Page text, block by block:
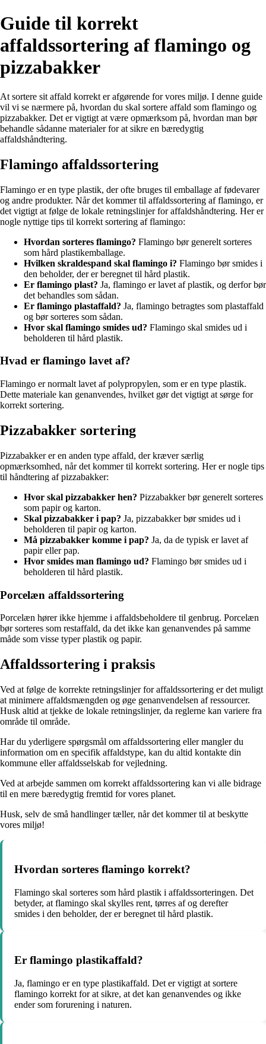
Guide til korrekt
affaldssortering af flamingo og
pizzabakker
At sortere sit affald korrekt er afgørende for vores miljø. I denne guide
vil vi se nærmere på, hvordan du skal sortere affald som flamingo og
pizzabakker. Det er vigtigt at være opmærksom på, hvordan man bør
behandle sådanne materialer for at sikre en bæredygtig
affaldshåndtering.
Flamingo affaldssortering
Flamingo er en type plastik, der ofte bruges til emballage af fødevarer
og andre produkter. Når det kommer til affaldssortering af flamingo, er
det vigtigt at følge de lokale retningslinjer for affaldshåndtering. Her er
nogle nyttige tips til korrekt sortering af flamingo:
Hvordan sorteres flamingo? Flamingo bør generelt sorteres
som hård plastikemballage.
Hvilken skraldespand skal flamingo i? Flamingo bør smides i
den beholder, der er beregnet til hård plastik.
Er flamingo plast? Ja, flamingo er lavet af plastik, og derfor bør
det behandles som sådan.
Er flamingo plastaffald? Ja, flamingo betragtes som plastaffald
og bør sorteres som sådan.
Hvor skal flamingo smides ud? Flamingo skal smides ud i
beholderen til hård plastik.
Hvad er flamingo lavet af?
Flamingo er normalt lavet af polypropylen, som er en type plastik.
Dette materiale kan genanvendes, hvilket gør det vigtigt at sørge for
korrekt sortering.
Pizzabakker sortering
Pizzabakker er en anden type affald, der kræver særlig
opmærksomhed, når det kommer til korrekt sortering. Her er nogle tips
til håndtering af pizzabakker:
Hvor skal pizzabakker hen? Pizzabakker bør generelt sorteres
som papir og karton.
Skal pizzabakker i pap? Ja, pizzabakker bør smides ud i
beholderen til papir og karton.
Må pizzabakker komme i pap? Ja, da de typisk er lavet af
papir eller pap.
Hvor smides man flamingo ud? Flamingo bør smides ud i
beholderen til hård plastik.
Porcelæn affaldssortering
Porcelæn hører ikke hjemme i affaldsbeholdere til genbrug. Porcelæn
bør sorteres som restaffald, da det ikke kan genanvendes på samme
måde som visse typer plastik og papir.
Affaldssortering i praksis
Ved at følge de korrekte retningslinjer for affaldssortering er det muligt
at minimere affaldsmængden og øge genanvendelsen af ressourcer.
Husk altid at tjekke de lokale retningslinjer, da reglerne kan variere fra
område til område.
Har du yderligere spørgsmål om affaldssortering eller mangler du
information om en specifik affaldstype, kan du altid kontakte din
kommune eller affaldsselskab for vejledning.
Ved at arbejde sammen om korrekt affaldssortering kan vi alle bidrage
til en mere bæredygtig fremtid for vores planet.
Husk, selv de små handlinger tæller, når det kommer til at beskytte
vores miljø!
Hvordan sorteres flamingo korrekt?
Flamingo skal sorteres som hård plastik i affaldssorteringen. Det
betyder, at flamingo skal skylles rent, tørres af og derefter
smides i den beholder, der er beregnet til hård plastik.
Er flamingo plastikaffald?
Ja, flamingo er en type plastikaffald. Det er vigtigt at sortere
flamingo korrekt for at sikre, at det kan genanvendes og ikke
ender som forurening i naturen.